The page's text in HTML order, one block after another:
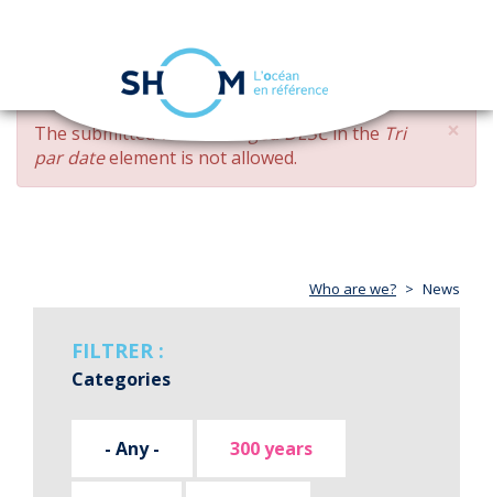
Skip
main
content
navigation
×
ERROR
MESSAGE
The submitted value changed DESCin the Tri
par dateelement is not allowed.
Who are we? News
FILTRER :
Categories
- Any - 300 years